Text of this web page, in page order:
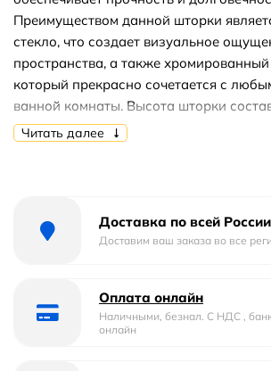
Преимуществом данной шторки
стекло, что создает визуальное
пространства, а также
который прекрасно сочетается с
ванной комнаты. Высота шторки
что позволяет использовать ее в
продлевает срок ее эксплуатации.
алюминиевый профиль также
Важным преимуществом данной шторки
наличие покрытия стекла Easy Clean,
Читать далее
Доставка по всей России
Доставим ваш заказа во все
Оплата онлайн
Наличными, безнал. С НДС ,
онлайн